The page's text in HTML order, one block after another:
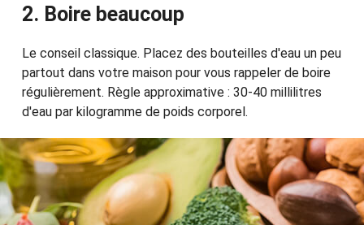
2. Boire beaucoup
Le conseil classique. Placez des bouteilles d'eau un peu
partout dans votre maison pour vous rappeler de boire
régulièrement. Règle approximative : 30-40 millilitres
d'eau par kilogramme de poids corporel.